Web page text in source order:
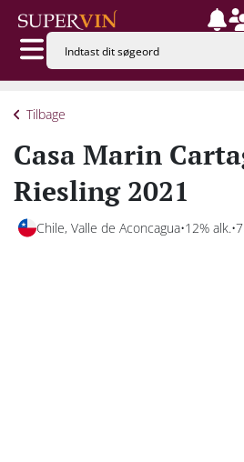
Tilbage
Casa Marin
Riesling 2021
Chile, Valle de Aconcagua 12% alk.